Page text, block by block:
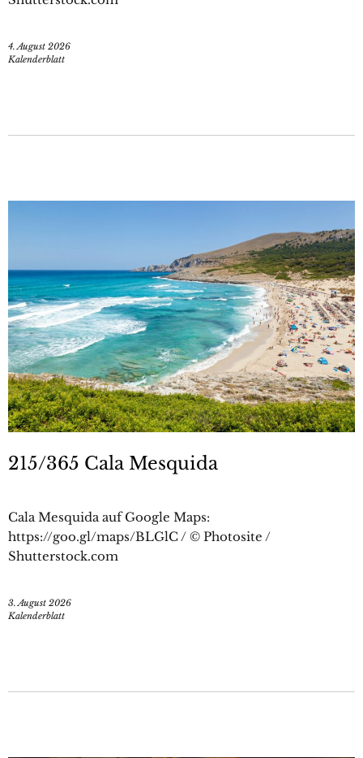
4. August 2026
Kalenderblatt
215/365 Cala Mesquida
Cala Mesquida auf Google Maps:
https://goo.gl/maps/BLGlC / © Photosite /
Shutterstock.com
3. August 2026
Kalenderblatt